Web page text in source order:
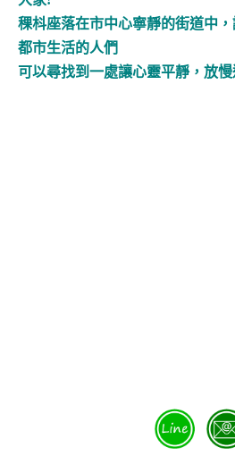
稞枓座落在市中心寧靜的街道中
都市生活的人們
可以尋找到一處讓心靈平靜，放